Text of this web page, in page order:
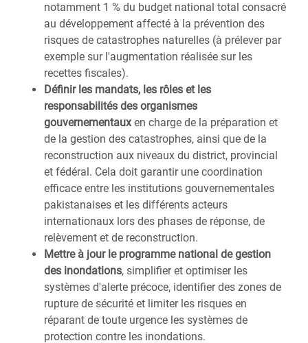
notamment 1 % du budget national total consacré
au développement affecté à la prévention des
risques de catastrophes naturelles (à prélever par
exemple sur l'augmentation réalisée sur les
recettes fiscales).
Définir les mandats, les rôles et les
responsabilités des organismes
gouvernementauxen charge de la préparation et
de la gestion des catastrophes, ainsi que de la
reconstruction aux niveaux du district, provincial
et fédéral. Cela doit garantir une coordination
efficace entre les institutions gouvernementales
pakistanaises et les différents acteurs
internationaux lors des phases de réponse, de
relèvement et de reconstruction.
Mettre à jour le programme national de gestion
des inondations, simplifier et optimiser les
systèmes d'alerte précoce, identifier des zones de
rupture de sécurité et limiter les risques en
réparant de toute urgence les systèmes de
protection contre les inondations.